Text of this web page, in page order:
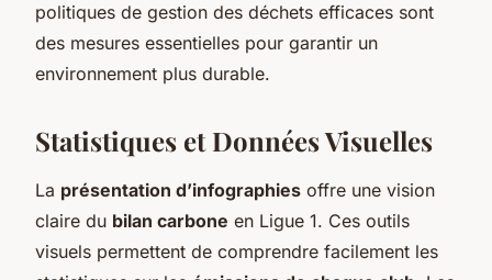
politiques de gestion des déchets efficaces sont
des mesures essentielles pour garantir un
environnement plus durable.
Statistiques et Données Visuelles
La présentation d’infographies offre une vision
claire du bilan carbone en Ligue 1. Ces outils
visuels permettent de comprendre facilement les